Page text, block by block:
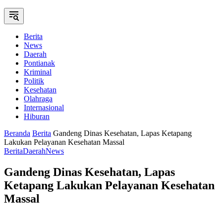
Berita
News
Daerah
Pontianak
Kriminal
Politik
Kesehatan
Olahraga
Internasional
Hiburan
Beranda Berita Gandeng Dinas Kesehatan, Lapas Ketapang
Lakukan Pelayanan Kesehatan Massal
BeritaDaerahNews
Gandeng Dinas Kesehatan, Lapas
Ketapang Lakukan Pelayanan Kesehatan
Massal